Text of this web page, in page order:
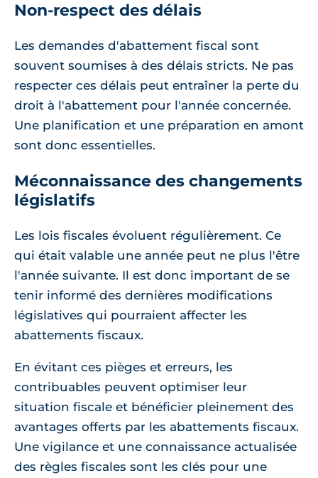
Non-respect des délais
Les demandes d'abattement fiscal sont
souvent soumises à des délais stricts. Ne pas
respecter ces délais peut entraîner la perte du
droit à l'abattement pour l'année concernée.
Une planification et une préparation en amont
sont donc essentielles.
Méconnaissance des changements
législatifs
Les lois fiscales évoluent régulièrement. Ce
qui était valable une année peut ne plus l'être
l'année suivante. Il est donc important de se
tenir informé des dernières modifications
législatives qui pourraient affecter les
abattements fiscaux.
En évitant ces pièges et erreurs, les
contribuables peuvent optimiser leur
situation fiscale et bénéficier pleinement des
avantages offerts par les abattements fiscaux.
Une vigilance et une connaissance actualisée
des règles fiscales sont les clés pour une